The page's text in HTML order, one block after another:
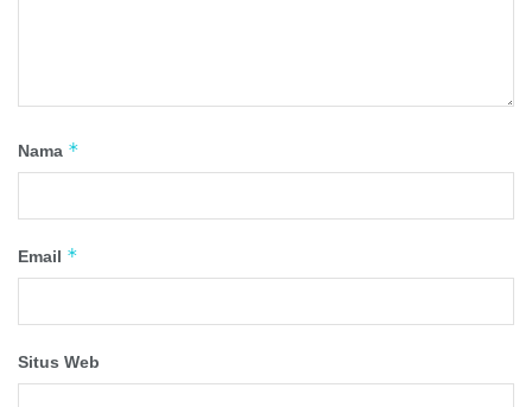
Nama *
Email *
Situs Web